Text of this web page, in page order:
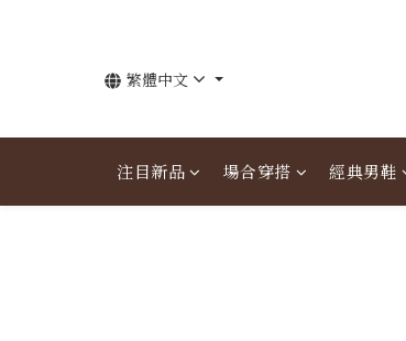
注目新品 場合穿搭 經典男鞋
繁體中文